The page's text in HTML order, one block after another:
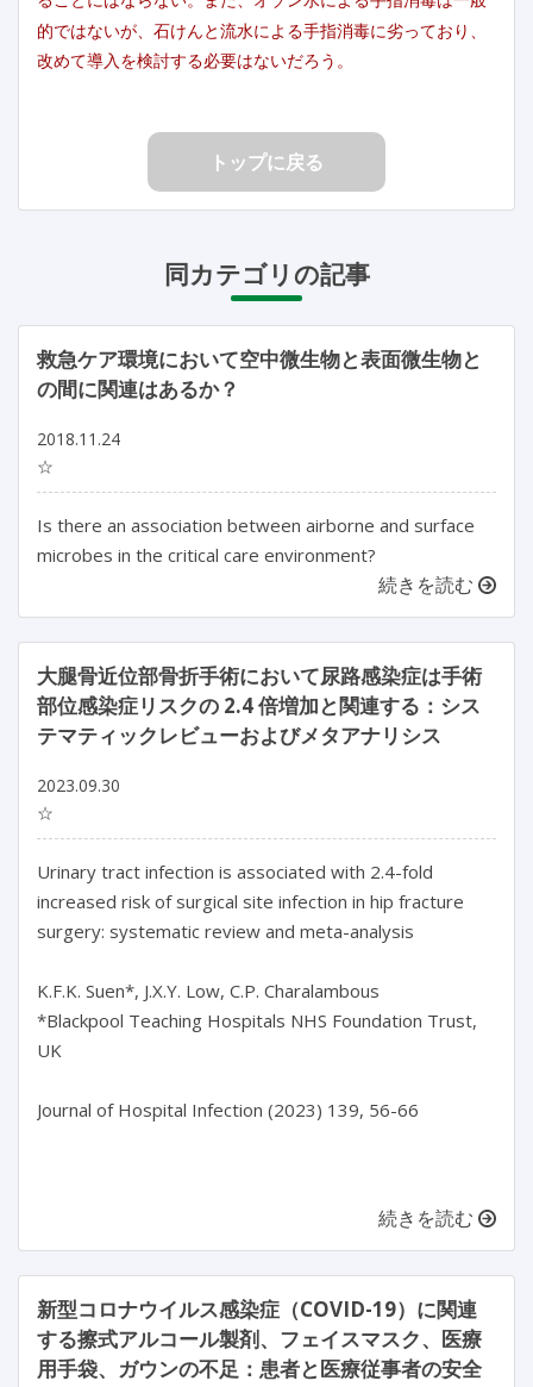
的ではないが、石けんと流水による手指消毒に劣っており、
改めて導入を検討する必要はないだろう。
トップに戻る
同カテゴリの記事
救急ケア環境において空中微生物と表面微生物と
の間に関連はあるか？
2018.11.24
☆
Is there an association between airborne and surface
microbes in the critical care environment?
続きを読む
大腿骨近位部骨折手術において尿路感染症は手術
部位感染症リスクの 2.4 倍増加と関連する：シス
テマティックレビューおよびメタアナリシス
2023.09.30
☆
Urinary tract infection is associated with 2.4-fold
increased risk of surgical site infection in hip fracture
surgery: systematic review and meta-analysis
K.F.K. Suen*, J.X.Y. Low, C.P. Charalambous
*Blackpool Teaching Hospitals NHS Foundation Trust,
UK
Journal of Hospital Infection (2023) 139, 56-66
続きを読む
新型コロナウイルス感染症（COVID-19）に関連
する擦式アルコール製剤、フェイスマスク、医療
用手袋、ガウンの不足：患者と医療従事者の安全